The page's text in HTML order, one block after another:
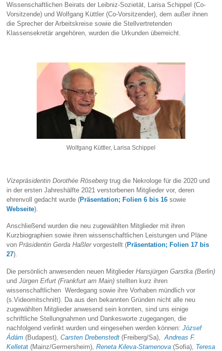
Wissenschaftlichen Beirats der Leibniz-Sozietät, Larisa Schippel (Co-
Vorsitzende) und Wolfgang Küttler (Co-Vorsitzender), dem außer ihnen
die Sprecher der Arbeitskreise sowie die Stellvertretenden
Klassensekretär angehören, wurden die Urkunden überreicht.
Wolfgang Küttler, Larisa Schippel
Vizepräsidentin Dorothée Rösebergtrug die Nekrologe für die 2020 und
in der ersten Jahreshälfte 2021 verstorbenen Mitglieder vor, deren
ehrenvoll gedacht wurde (Präsentation; Folien 6 bis 16 sowie
Webseite).
Anschließend wurden die neu zugewählten Mitglieder mit ihren
Kurzbiographien sowie ihren wissenschaftlichen Leistungen und Pläne
vonPräsidentin Gerda Haßlervorgestellt (Präsentation; Folien 17 bis
27).
Die persönlich anwesenden neuen MitgliederHansjürgen Garstka (Berlin)
undJürgen Erfurt (Frankfurt am Main) stellten kurz ihren
wissenschaftlichen Werdegang sowie ihre Vorhaben mündlich vor
(s.Videomitschnitt). Da aus den bekannten Gründen nicht alle neu
zugewählten Mitglieder anwesend sein konnten, sind uns einige
schriftliche Stellungnahmen und Dankesworte zugegangen, die
nachfolgend verlinkt wurden und eingesehen werden können:József
Ádám (Budapest),Carsten Drebenstedt (Freiberg/Sa),Andreas F.
Kelletat (Mainz/Germersheim),Reneta Kileva-Stamenova (Sofia), Teresa